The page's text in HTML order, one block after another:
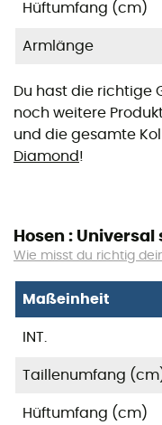
Hüftumfang (cm)
Armlänge
Du hast die richtige
noch weitere
und die gesamte
Diamond!
Hosen :
Wie misst du richtig
Maßeinheit
INT.
Taillenumfang
Hüftumfang (cm)